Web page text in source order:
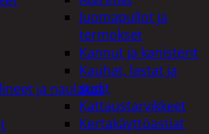
Juomapullot ja
termokset
Kannut ja kanisterit
Kauhat, lastat ja
sudit
Kattaustarvikkeet
Kertakäyttöastiat
ja naulakot